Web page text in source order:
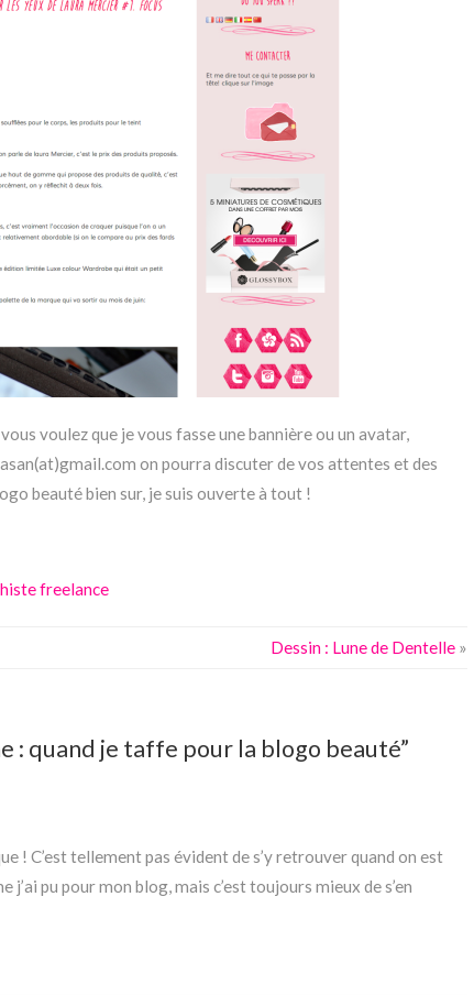
voulez que je vous fasse une bannière ou un avatar,
on pourra discuter de vos attentes et des
beauté bien sur, je suis ouverte à tout !
freelance
Dessin : Lune de Dentelle »
: quand je taffe pour la blogo beauté”
! C’est tellement pas évident de s’y retrouver quand on est
pu pour mon blog, mais c’est toujours mieux de s’en